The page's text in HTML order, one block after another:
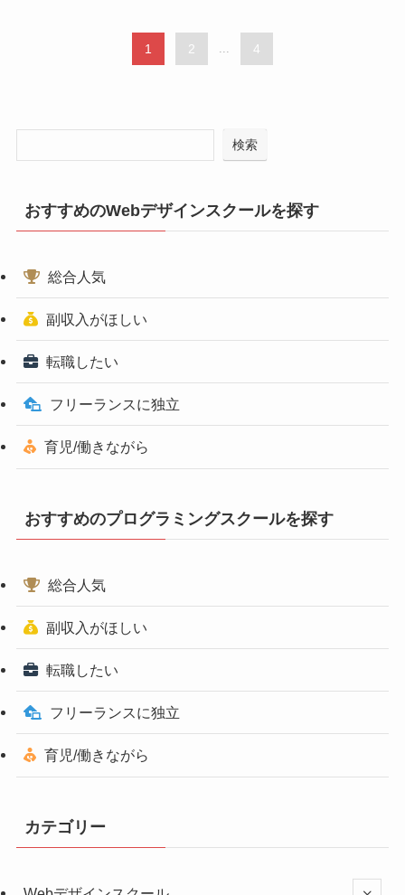
1 2 ... 4
検索
おすすめのWebデザインスクールを探す
総合人気
副収入がほしい
転職したい
フリーランスに独立
育児/働きながら
おすすめのプログラミングスクールを探す
総合人気
副収入がほしい
転職したい
フリーランスに独立
育児/働きながら
カテゴリー